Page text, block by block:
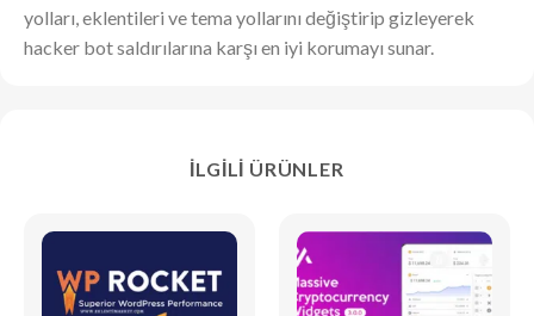
yolları, eklentileri ve tema yollarını değiştirip gizleyerek
hacker bot saldırılarına karşı en iyi korumayı sunar.
İLGILI ÜRÜNLER